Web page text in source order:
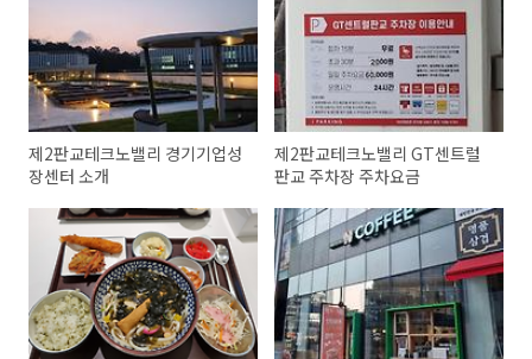
제2판교테크노밸리 경기기업성
장센터 소개
제2판교테크노밸리 GT센트럴
판교 주차장 주차요금